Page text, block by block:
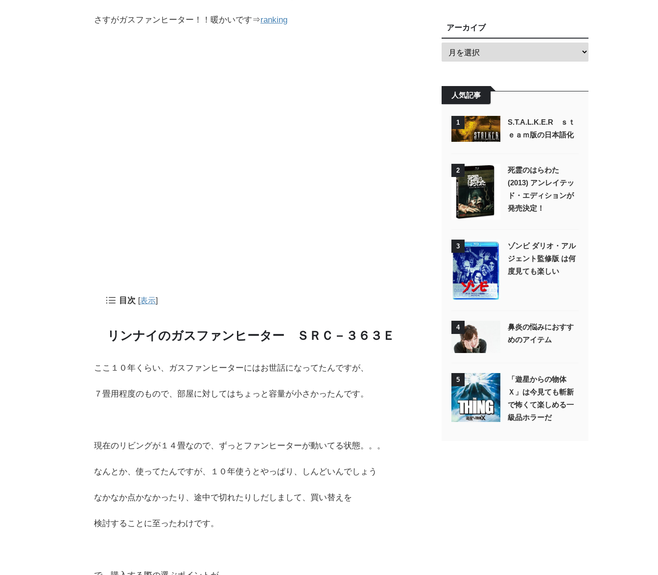
さすがガスファンヒーター！！暖かいです⇒ranking
目次 [表示]
リンナイのガスファンヒーター ＳＲＣ－３６３Ｅ
ここ１０年くらい、ガスファンヒーターにはお世話になってたんですが、
７畳用程度のもので、部屋に対してはちょっと容量が小さかったんです。
現在のリビングが１４畳なので、ずっとファンヒーターが動いてる状態。。。
なんとか、使ってたんですが、１０年使うとやっぱり、しんどいんでしょう
なかなか点かなかったり、途中で切れたりしだしまして、買い替えを
検討することに至ったわけです。
アーカイブ
人気記事
1
S.T.A.L.K.E.R ｓｔ
ｅａｍ版の日本語化
2
死霊のはらわた
(2013) アンレイテッ
ド・エディションが
発売決定！
3
ゾンビ ダリオ・アル
ジェント監修版 は何
度見ても楽しい
4
鼻炎の悩みにおすす
めのアイテム
5
「遊星からの物体
Ｘ」は今見ても斬新
で怖くて楽しめる一
級品ホラーだ